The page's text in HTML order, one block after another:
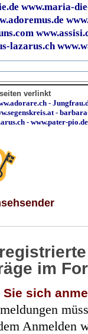
www.maria-
lazarus.ch
verlinkt
-
-
- www.pater-pio.de
im
Sie sich
Anmelden